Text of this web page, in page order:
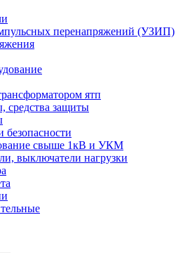
перенапряжений (УЗИП)
ятп
средства защиты
безопасности
свыше 1кВ и УКМ
выключатели нагрузки